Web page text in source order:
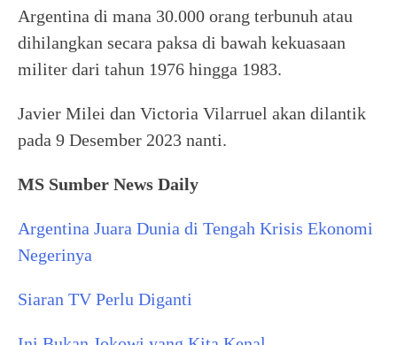
Argentina di mana 30.000 orang terbunuh atau
dihilangkan secara paksa di bawah kekuasaan
militer dari tahun 1976 hingga 1983.
Javier Milei dan Victoria Vilarruel akan dilantik
pada 9 Desember 2023 nanti.
MS Sumber News Daily
Argentina Juara Dunia di Tengah Krisis Ekonomi
Negerinya
Siaran TV Perlu Diganti